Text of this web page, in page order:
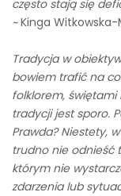
często stają się
~Kinga Witkowska-
Tradycja w
bowiem trafić na
folklorem, świętami
tradycji jest sporo.
Prawda? Niestety,
trudno nie odnieść
którym nie
zdarzenia lub